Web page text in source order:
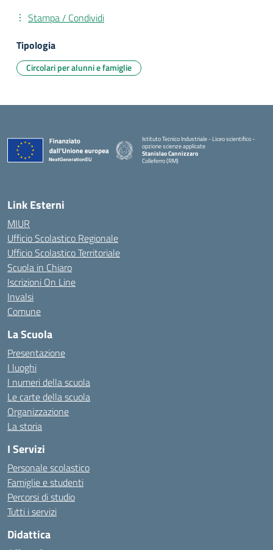
Stampa / Condividi
Tipologia
Circolari per alunni e famiglie
Istituto Tecnico Industriale - Liceo scientifico -
opzione scienze applicate
Stanislao Cannizzaro
Colleferro (RM)
Link Esterni
MIUR
Ufficio Scolastico Regionale
Ufficio Scolastico Territoriale
Scuola in Chiaro
Iscrizioni On Line
Invalsi
Comune
La Scuola
Presentazione
I luoghi
I numeri della scuola
Le carte della scuola
Organizzazione
La storia
I Servizi
Personale scolastico
Famiglie e studenti
Percorsi di studio
Tutti i servizi
Didattica